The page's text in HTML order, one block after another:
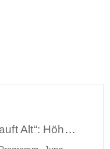
KfW-Förderung „Jung kauft Alt“: Höhere Kredite ab August 2026